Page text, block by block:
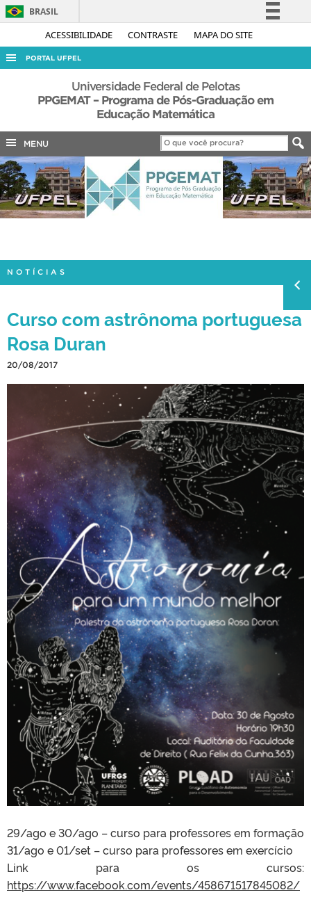
ACESSIBILIDADE CONTRASTE MAPA DO SITE
BRASIL
Simplifique!
Acesso à informação
Legislação
Canais
PORTAL UFPEL
ACESSO À INFORMAÇÃO
AUDITORIA
EDITAIS
INTERNACIONAL
TELEFONES
Universidade Federal de Pelotas
PPGEMAT – Programa de Pós-Graduação em
Educação Matemática
MENU
NOTÍCIAS
Curso com astrônoma portuguesa
Rosa Duran
20/08/2017
29/ago e 30/ago – curso para professores em formação
31/ago e 01/set – curso para professores em exercício
Link para os cursos:
https://www.facebook.com/events/458671517845082/